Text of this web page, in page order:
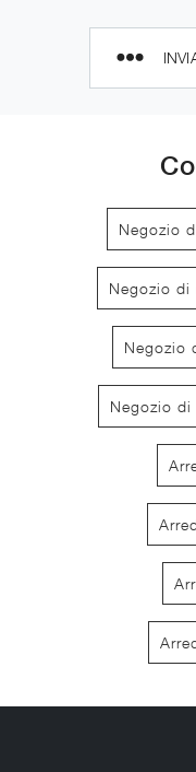
Negozio
Negozio di
Negozio
Negozio